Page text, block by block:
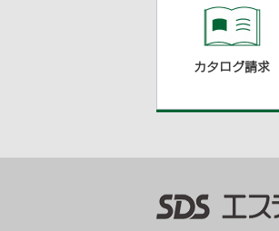
カタログ請求